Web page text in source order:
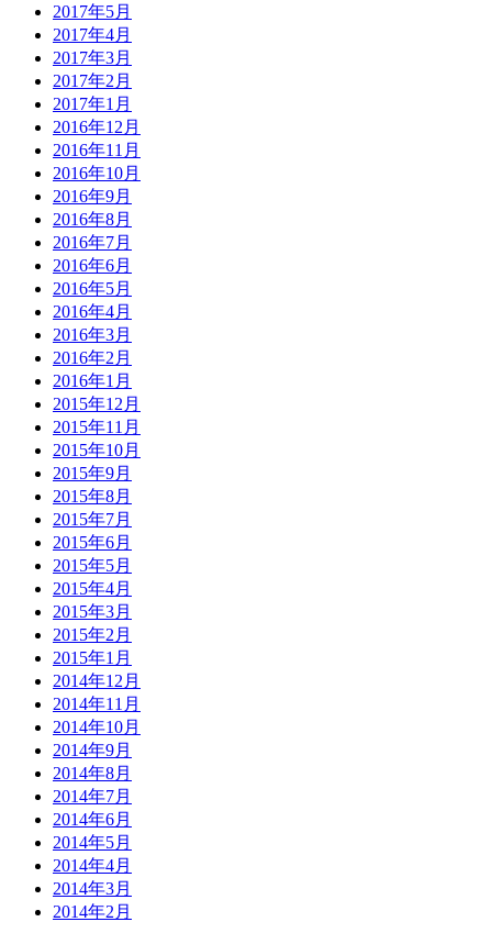
2017年5月
2017年4月
2017年3月
2017年2月
2017年1月
2016年12月
2016年11月
2016年10月
2016年9月
2016年8月
2016年7月
2016年6月
2016年5月
2016年4月
2016年3月
2016年2月
2016年1月
2015年12月
2015年11月
2015年10月
2015年9月
2015年8月
2015年7月
2015年6月
2015年5月
2015年4月
2015年3月
2015年2月
2015年1月
2014年12月
2014年11月
2014年10月
2014年9月
2014年8月
2014年7月
2014年6月
2014年5月
2014年4月
2014年3月
2014年2月